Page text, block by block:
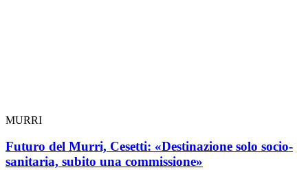
MURRI
Futuro del Murri, Cesetti: «Destinazione solo socio-
sanitaria, subito una commissione»